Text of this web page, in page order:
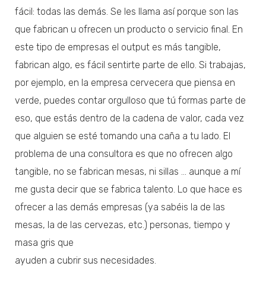
fácil: todas las demás. Se les llama así porque son las
que fabrican u ofrecen un producto o servicio final. En
este tipo de empresas el output es más tangible,
fabrican algo, es fácil sentirte parte de ello. Si trabajas,
por ejemplo, en la empresa cervecera que piensa en
verde, puedes contar orgulloso que tú formas parte de
eso, que estás dentro de la cadena de valor, cada vez
que alguien se esté tomando una caña a tu lado. El
problema de una consultora es que no ofrecen algo
tangible, no se fabrican mesas, ni sillas … aunque a mí
me gusta decir que se fabrica talento. Lo que hace es
ofrecer a las demás empresas (ya sabéis la de las
mesas, la de las cervezas, etc.) personas, tiempo y
masa gris que
ayuden a cubrir sus necesidades.